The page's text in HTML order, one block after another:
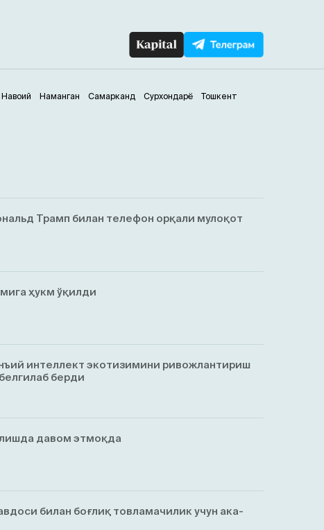
Навоий Наманган Самарканд Сурхондарё Тошкент
Трамп билан телефон орқали мулоқот
ҳукм ўқилди
интеллект экотизимини ривожлантириш
берди
давом этмоқда
билан боғлиқ товламачилик учун ака-